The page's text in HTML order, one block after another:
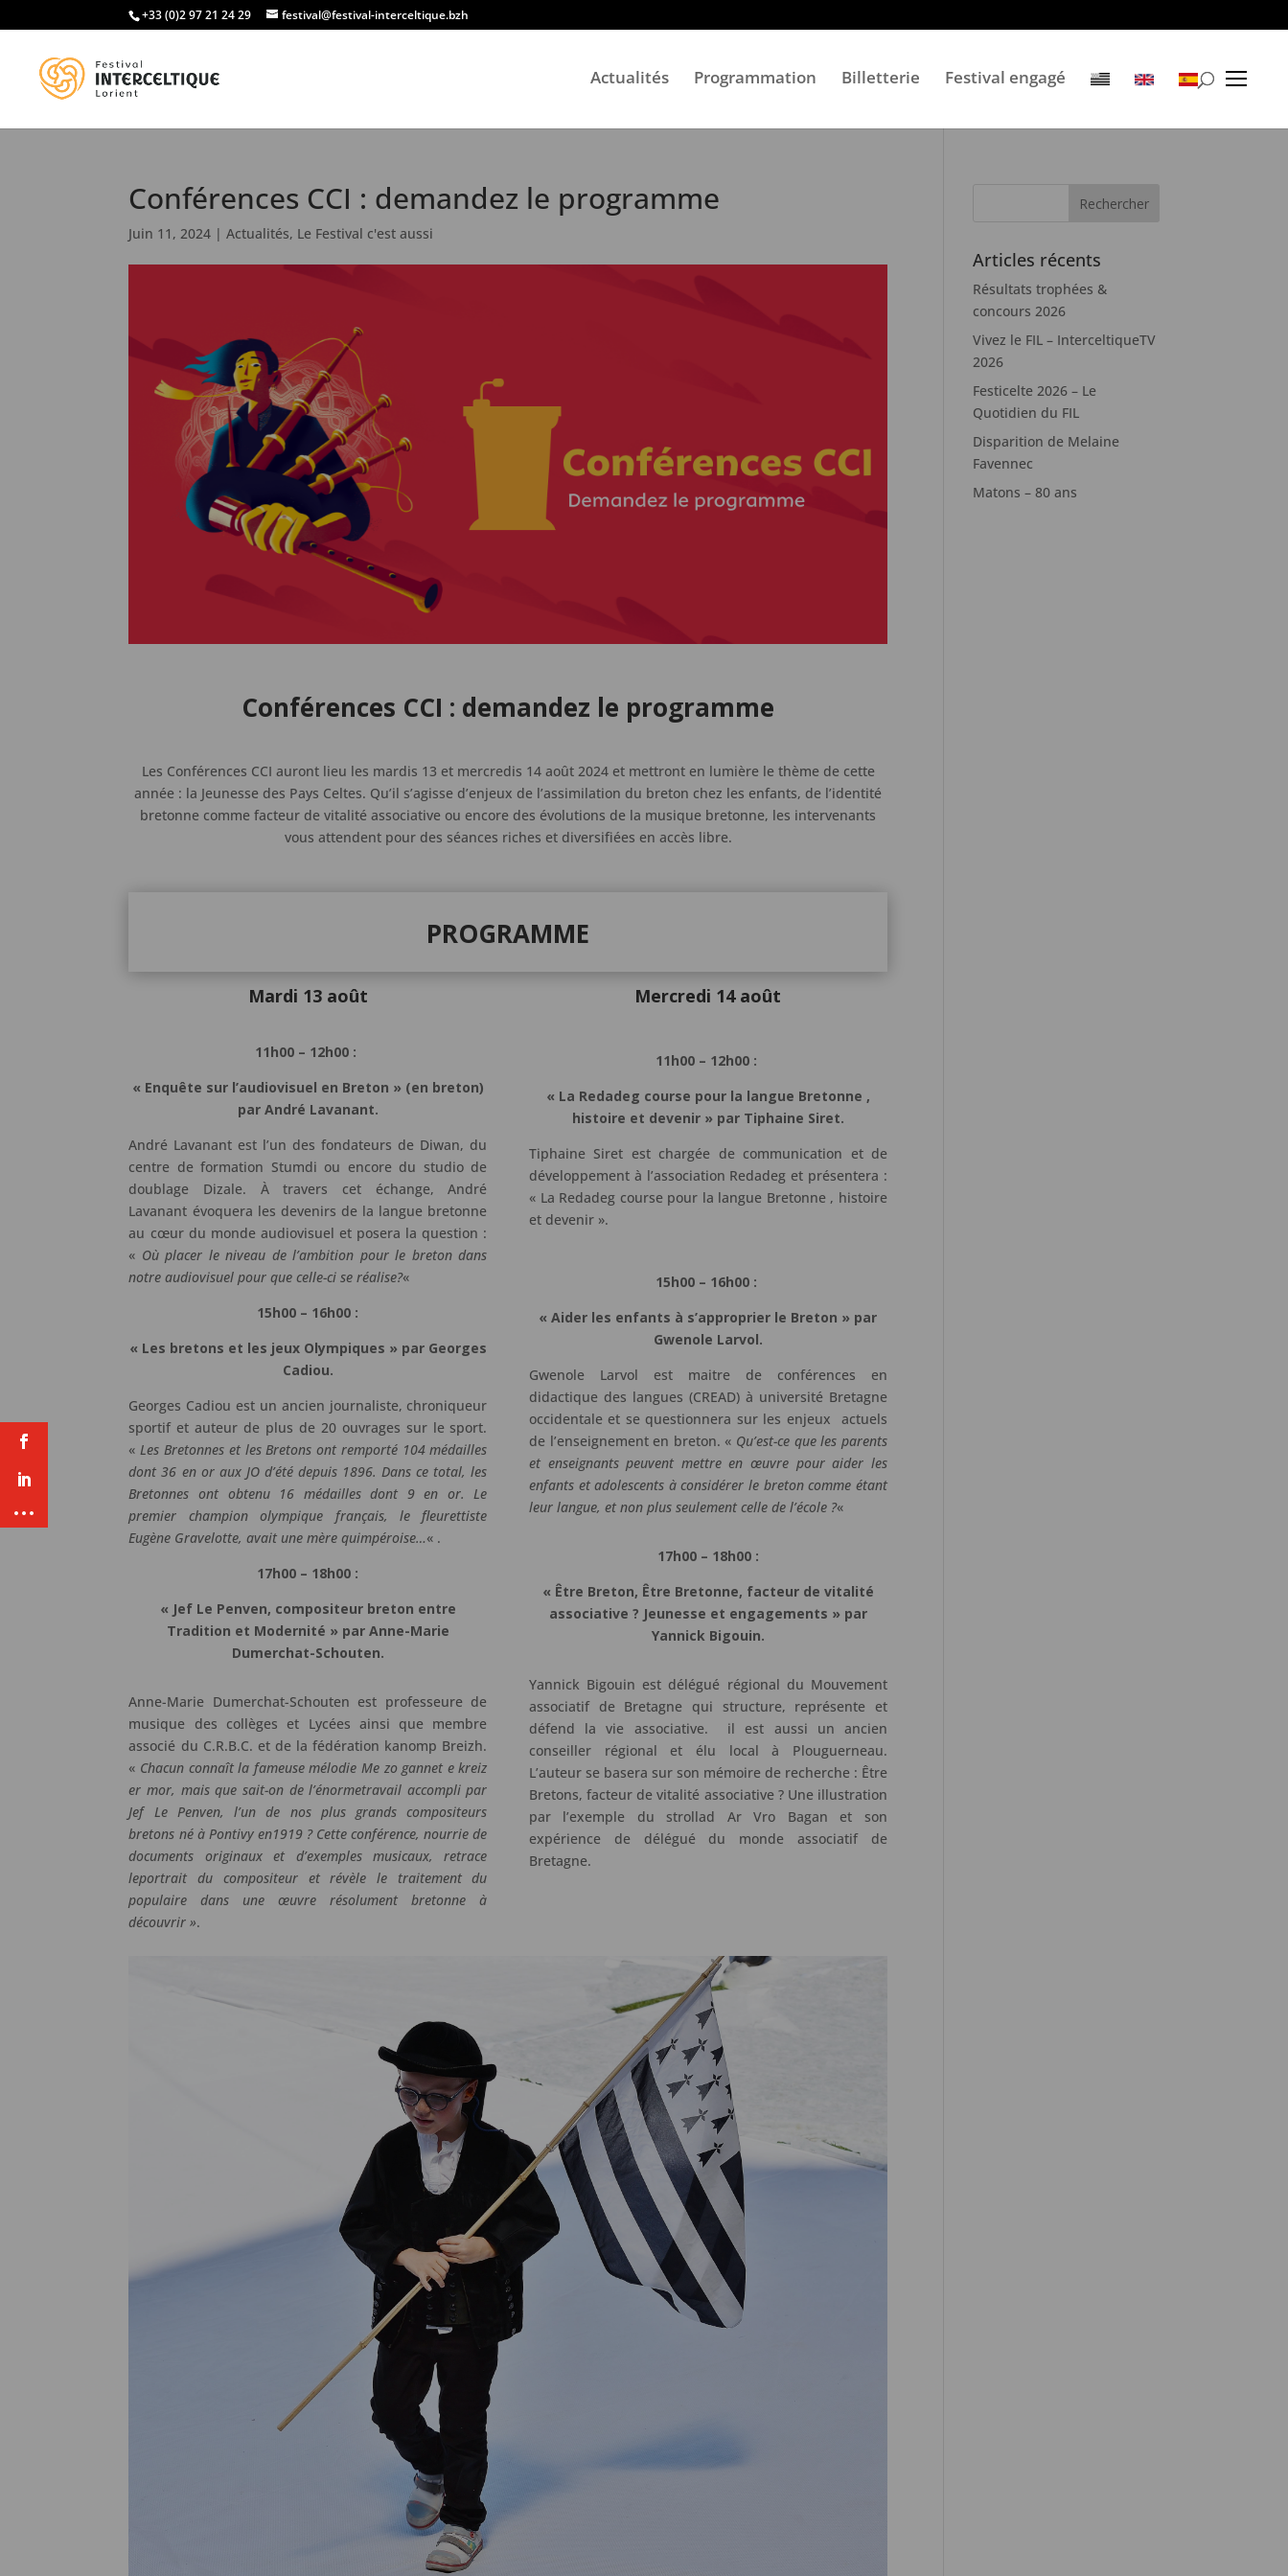
+33 (0)2 97 21 24 29 festival@festival-interceltique.bzh
Actualités Programmation Billetterie Festival engagé
Conférences CCI : demandez le programme
Juin 11, 2024 |Actualités, Le Festival c'est aussi
Conférences CCI : demandez le programme
Les Conférences CCI auront lieu les mardis 13 et mercredis 14 août 2024 et mettront en lumière le thème de cette
année : la Jeunesse des Pays Celtes. Qu’il s’agisse d’enjeux de l’assimilation du breton chez les enfants, de l’identité
bretonne comme facteur de vitalité associative ou encore des évolutions de la musique bretonne, les intervenants
vous attendent pour des séances riches et diversifiées en accès libre.
PROGRAMME
Mardi 13 août
11h00 – 12h00 :
« Enquête sur l’audiovisuel en Breton » (en breton)
par André Lavanant.
André Lavanant est l’un des fondateurs de Diwan, du
centre de formation Stumdi ou encore du studio de
doublage Dizale. À travers cet échange, André
Lavanant évoquera les devenirs de la langue bretonne
au cœur du monde audiovisuel et posera la question :
« Où placer le niveau de l’ambition pour le breton dans
notre audiovisuel pour que celle-ci se réalise?«
15h00 – 16h00 :
« Les bretons et les jeux Olympiques » par Georges
Cadiou.
Georges Cadiou est un ancien journaliste, chroniqueur
sportif et auteur de plus de 20 ouvrages sur le sport.
« Les Bretonnes et les Bretons ont remporté 104 médailles
dont 36 en or aux JO d’été depuis 1896. Dans ce total, les
Bretonnes ont obtenu 16 médailles dont 9 en or. Le
premier champion olympique français, le fleurettiste
Eugène Gravelotte, avait une mère quimpéroise…« .
17h00 – 18h00 :
« Jef Le Penven, compositeur breton entre
Tradition et Modernité » par Anne-Marie
Dumerchat-Schouten.
Anne-Marie Dumerchat-Schouten est professeure de
musique des collèges et Lycées ainsi que membre
associé du C.R.B.C. et de la fédération kanomp Breizh.
« Chacun connaît la fameuse mélodie Me zo gannet e kreiz
er mor, mais que sait-on de l’énormetravail accompli par
Jef Le Penven, l’un de nos plus grands compositeurs
bretons né à Pontivy en1919 ? Cette conférence, nourrie de
documents originaux et d’exemples musicaux, retrace
leportrait du compositeur et révèle le traitement du
populaire dans une œuvre résolument bretonne à
découvrir ».
Mercredi 14 août
11h00 – 12h00 :
« La Redadeg course pour la langue Bretonne ,
histoire et devenir » par Tiphaine Siret.
Tiphaine Siret est chargée de communication et de
développement à l’association Redadeg et présentera :
« La Redadeg course pour la langue Bretonne , histoire
et devenir ».
15h00 – 16h00 :
« Aider les enfants à s’approprier le Breton » par
Gwenole Larvol.
Gwenole Larvol est maitre de conférences en
didactique des langues (CREAD) à université Bretagne
occidentale et se questionnera sur les enjeux actuels
de l’enseignement en breton. « Qu’est-ce que les parents
et enseignants peuvent mettre en œuvre pour aider les
enfants et adolescents à considérer le breton comme étant
leur langue, et non plus seulement celle de l’école ?«
17h00 – 18h00 :
« Être Breton, Être Bretonne, facteur de vitalité
associative ? Jeunesse et engagements » par
Yannick Bigouin.
Yannick Bigouin est délégué régional du Mouvement
associatif de Bretagne qui structure, représente et
défend la vie associative. il est aussi un ancien
conseiller régional et élu local à Plouguerneau.
L’auteur se basera sur son mémoire de recherche : Être
Bretons, facteur de vitalité associative ? Une illustration
par l’exemple du strollad Ar Vro Bagan et son
expérience de délégué du monde associatif de
Bretagne.
Articles récents
Résultats trophées &
concours 2026
Vivez le FIL – InterceltiqueTV
2026
Festicelte 2026 – Le
Quotidien du FIL
Disparition de Melaine
Favennec
Matons – 80 ans